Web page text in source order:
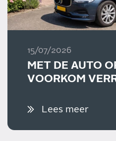
15/07/2026
MET DE AUTO
VOORKOM
Lees meer